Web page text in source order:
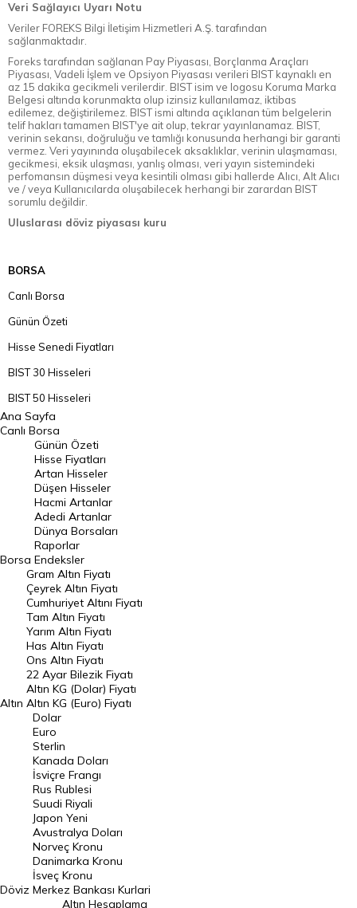
Veri Sağlayıcı Uyarı Notu
Veriler FOREKS Bilgi İletişim Hizmetleri A.Ş. tarafından
sağlanmaktadır.
Foreks tarafından sağlanan Pay Piyasası, Borçlanma Araçları
Piyasası, Vadeli İşlem ve Opsiyon Piyasası verileri BIST kaynaklı en
az 15 dakika gecikmeli verilerdir. BIST isim ve logosu Koruma Marka
Belgesi altında korunmakta olup izinsiz kullanılamaz, iktibas
edilemez, değiştirilemez. BIST ismi altında açıklanan tüm belgelerin
telif hakları tamamen BIST'ye ait olup, tekrar yayınlanamaz. BIST,
verinin sekansı, doğruluğu ve tamlığı konusunda herhangi bir garanti
vermez. Veri yayınında oluşabilecek aksaklıklar, verinin ulaşmaması,
gecikmesi, eksik ulaşması, yanlış olması, veri yayın sistemindeki
perfomansın düşmesi veya kesintili olması gibi hallerde Alıcı, Alt Alıcı
ve / veya Kullanıcılarda oluşabilecek herhangi bir zarardan BIST
sorumlu değildir.
Uluslarası döviz piyasası kuru
BORSA
Canlı Borsa
Günün Özeti
Hisse Senedi Fiyatları
BIST 30 Hisseleri
BIST 50 Hisseleri
BIST 100 Hisseleri
En Çok Artan Hisseler
En Çok Düşen Hisseler
Hacmi Artanlar
Geçmiş Kapanışlar
Dünya Borsaları
Raporlar
Endeksler
DÖVİZ
Döviz Kuru
Dolar Kuru
Euro Kuru
Pound Kuru
Frank Kuru
Riyal Kuru
Avustralya Doları
Danimarka Kronu Kuru
Kanada Doları Kuru
Norveç Kronu Kuru
Ana Sayfa
Canlı Borsa
Borsa
Günün Özeti
Hisse Fiyatları
Artan Hisseler
Düşen Hisseler
Hacmi Artanlar
Adedi Artanlar
Dünya Borsaları
Raporlar
Endeksler
Altın
Gram Altın Fiyatı
Çeyrek Altın Fiyatı
Cumhuriyet Altını Fiyatı
Tam Altın Fiyatı
Yarım Altın Fiyatı
Has Altın Fiyatı
Ons Altın Fiyatı
22 Ayar Bilezik Fiyatı
Altın KG (Dolar) Fiyatı
Altın KG (Euro) Fiyatı
Döviz
Dolar
Euro
Sterlin
Kanada Doları
İsviçre Frangı
Rus Rublesi
Suudi Riyali
Japon Yeni
Avustralya Doları
Norveç Kronu
Danimarka Kronu
İsveç Kronu
Merkez Bankası Kurlari
Altın Hesaplama